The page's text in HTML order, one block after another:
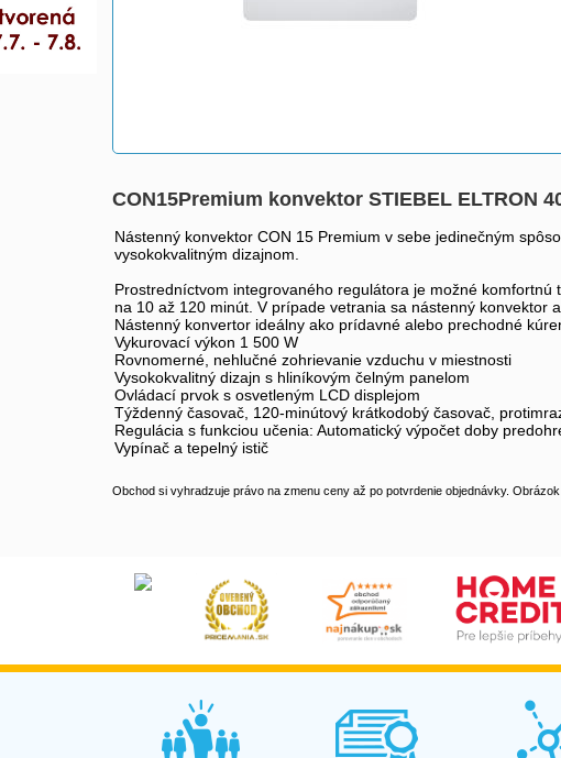
CON15Premium konvektor STIEBEL ELTRON
Nástenný konvektor CON 15 Premium v sebe jedinečným
vysokokvalitným dizajnom.
Prostredníctvom integrovaného regulátora je možné
na 10 až 120 minút. V prípade vetrania sa nástenný konvektor
Nástenný konvertor ideálny ako prídavné alebo prechodné
Vykurovací výkon 1 500 W
Rovnomerné, nehlučné zohrievanie vzduchu v miestnosti
Vysokokvalitný dizajn s hliníkovým čelným panelom
Ovládací prvok s osvetleným LCD displejom
Týždenný časovač, 120-minútový krátkodobý časovač,
Regulácia s funkciou učenia: Automatický výpočet doby
Vypínač a tepelný istič
Obchod si vyhradzuje právo na zmenu ceny až po potvrdenie objednávky.